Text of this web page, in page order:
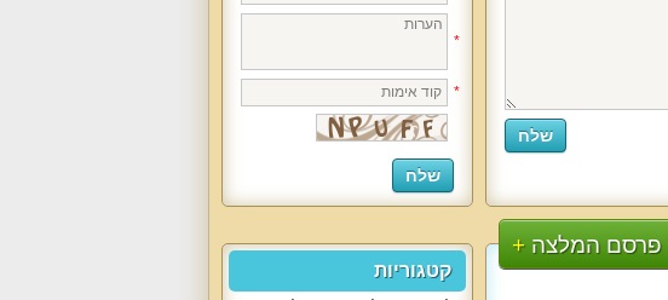
*
*
פרסם המלצה
קטגוריות